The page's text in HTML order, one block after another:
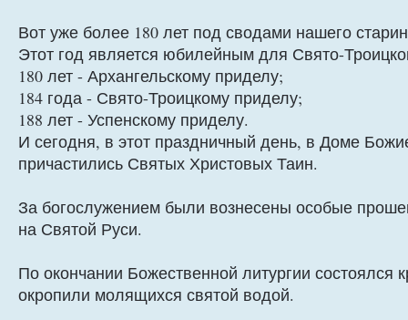
Вот уже более 180 лет под сводами нашего
Этот год является юбилейным для Свято-
180 лет - Архангельскому приделу;
184 года - Свято-Троицкому приделу;
188 лет - Успенскому приделу.
И сегодня, в этот праздничный день, в Доме
причастились Святых Христовых Таин.
За богослужением были вознесены особые
на Святой Руси.
По окончании Божественной литургии состоялся
окропили молящихся святой водой.